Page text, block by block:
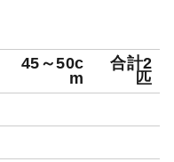
45～50c
m
合計2
匹